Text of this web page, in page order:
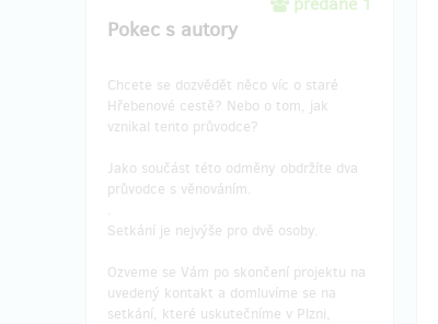
Pokec s autory
Chcete se dozvědět něco víc o staré
Hřebenové cestě? Nebo o tom, jak
vznikal tento průvodce?
Jako součást této odměny obdržíte dva
průvodce s věnováním.
.
Setkání je nejvýše pro dvě osoby.
Ozveme se Vám po skončení projektu na
uvedený kontakt a domluvíme se na
setkání, které uskutečníme v Plzni,